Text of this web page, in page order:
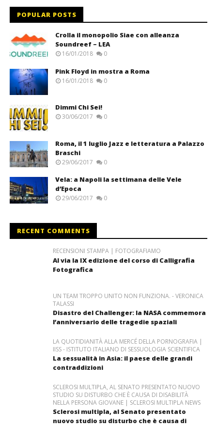
POPULAR POSTS
Crolla il monopolio Siae con alleanza
Soundreef – LEA
16/01/2018 0
Pink Floyd in mostra a Roma
16/01/2018 0
Dimmi Chi Sei!
30/06/2017 0
Roma, il 1 luglio Jazz e letteratura a Palazzo
Braschi
29/06/2017 0
Vela: a Napoli la settimana delle Vele
d’Epoca
29/06/2017 0
RECENT COMMENTS
RECENSIONI STAMPA | FOTOGRAFIAMO
Al via la IX edizione del corso di Calligrafia
Fotografica
UN TEAM TROPPO UNITO NON FUNZIONA. - VERONICA
TALASSI
Disastro del Challenger: la NASA commemora
l’anniversario delle tragedie spaziali
LA QUOTIDIANITÀ ALLA MERCÉ DELLA PORNOGRAFIA |
IISS - ISTITUTO ITALIANO DI SESSUOLOGIA SCIENTIFICA
La sessualità in Asia: il paese delle grandi
contraddizioni
SCLEROSI MULTIPLA, AL SENATO PRESENTATO NUOVO
STUDIO SU DISTURBO CHE È CAUSA DI DISABILITÀ
NELLA PERSONA GIOVANE | SCLEROSI MULTIPLA NEWS
Sclerosi multipla, al Senato presentato
nuovo studio su disturbo che è causa di